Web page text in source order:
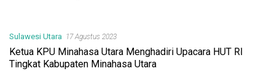
Sulawesi Utara 17 Agustus 2023
Ketua KPU Minahasa Utara Menghadiri Upacara HUT RI
Tingkat Kabupaten Minahasa Utara